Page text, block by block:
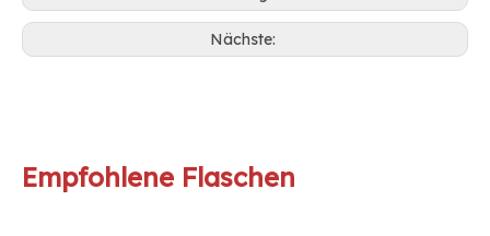
Nächste:
Empfohlene Flaschen